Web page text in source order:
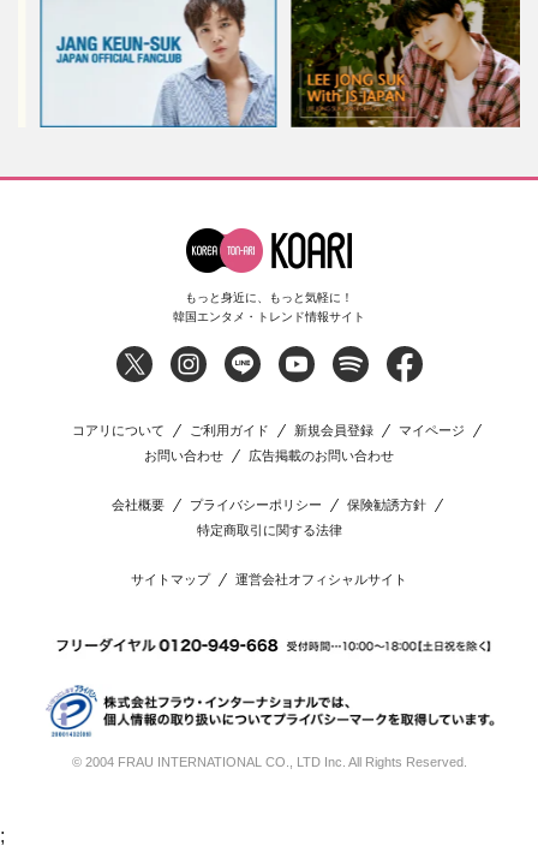
もっと身近に、もっと気軽に！
韓国エンタメ・トレンド情報サイト
コアリについて ご利用ガイド 新規会員登録
マイページ
お問い合わせ
広告掲載のお問い合わせ
会社概要 プライバシーポリシー
保険勧誘方針
特定商取引に関する法律
サイトマップ 運営会社オフィシャルサイト
© 2004 FRAU INTERNATIONAL CO., LTD Inc. All Rights Reserved.
;